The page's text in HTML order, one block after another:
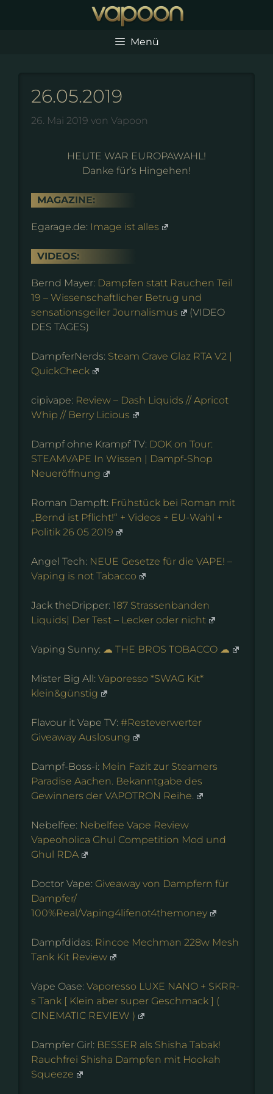
Menü
26.05.2019
26. Mai 2019 von Vapoon
HEUTE WAR EUROPAWAHL!
Danke für’s Hingehen!
MAGAZINE:
Egarage.de: Image ist alles
VIDEOS:
Bernd Mayer: Dampfen statt Rauchen Teil
19 – Wissenschaftlicher Betrug und
sensationsgeiler Journalismus
(VIDEO
DES TAGES)
DampferNerds: Steam Crave Glaz RTA V2 |
QuickCheck
cipivape: Review – Dash Liquids // Apricot
Whip // Berry Licious
Dampf ohne Krampf TV: DOK on Tour:
STEAMVAPE In Wissen | Dampf-Shop
Neueröffnung
Roman Dampft: Frühstück bei Roman mit
„Bernd ist Pflicht!“ + Videos + EU-Wahl +
Politik 26 05 2019
Angel Tech: NEUE Gesetze für die VAPE! –
Vaping is not Tabacco
Jack theDripper: 187 Strassenbanden
Liquids| Der Test – Lecker oder nicht
Vaping Sunny: ☁ THE BROS TOBACCO ☁
Mister Big All: Vaporesso *SWAG Kit*
klein&günstig
Flavour it Vape TV: #Resteverwerter
Giveaway Auslosung
Dampf-Boss-i: Mein Fazit zur Steamers
Paradise Aachen. Bekanntgabe des
Gewinners der VAPOTRON Reihe.
Nebelfee: Nebelfee Vape Review
Vapeoholica Ghul Competition Mod und
Ghul RDA
Doctor Vape: Giveaway von Dampfern für
Dampfer/
100%Real/Vaping4lifenot4themoney
Dampfdidas: Rincoe Mechman 228w Mesh
Tank Kit Review
Vape Oase: Vaporesso LUXE NANO + SKRR-
s Tank [ Klein aber super Geschmack ] (
CINEMATIC REVIEW )
Dampfer Girl: BESSER als Shisha Tabak!
Rauchfrei Shisha Dampfen mit Hookah
Squeeze